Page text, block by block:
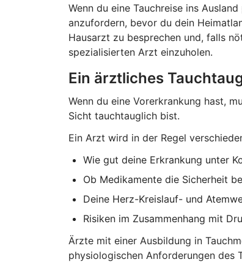
Wenn du eine Tauchreise ins
anzufordern, bevor du dein
Hausarzt zu besprechen und, falls
spezialisierten Arzt einzuholen.
Ein ärztliches
Wenn du eine Vorerkrankung hast,
Sicht tauchtauglich bist.
Ein Arzt wird in der Regel
Wie gut deine Erkrankung unter
Ob Medikamente die Sicherheit
Deine Herz-Kreislauf- und
Risiken im Zusammenhang mit
Ärzte mit einer Ausbildung in
physiologischen Anforderungen des